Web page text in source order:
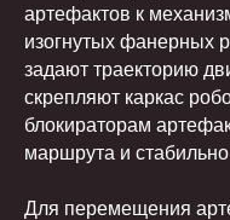
артефактов к
изогнутых фанерных
задают траекторию
скрепляют каркас
блокираторам
маршрута и
Для перемещения